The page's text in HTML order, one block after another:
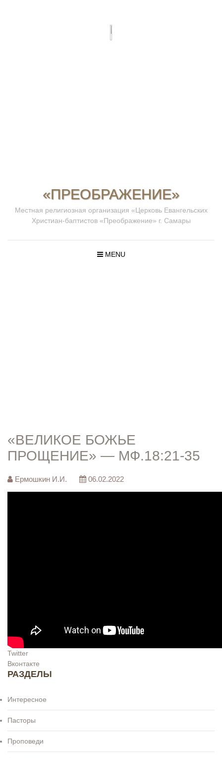
«ПРЕОБРАЖЕНИЕ»
Местная религиозная организация «Церковь Евангельских
Христиан-баптистов «Преображение» г. Самары
MENU
«ВЕЛИКОЕ БОЖЬЕ
ПРОЩЕНИЕ» — МФ.18:21-35
Ермошкин И.И. 06.02.2022
Twitter
Вконтакте
РАЗДЕЛЫ
Интересное
Пасторы
Проповеди